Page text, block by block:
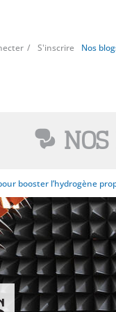
S'inscrire Nos
NOS
booster l’hydrogène